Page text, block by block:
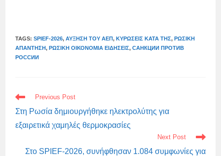
TAGS:SPIEF-2026, ΑΎΞΗΣΗ ΤΟΥ ΑΕΠ, ΚΥΡΏΣΕΙΣ ΚΑΤΆ ΤΗΣ, ΡΩΣΙΚΉ
ΑΠΆΝΤΗΣΗ, ΡΩΣΙΚΉ ΟΙΚΟΝΟΜΊΑ ΕΙΔΉΣΕΙΣ, САНКЦИИ ПРОТИВ
РОССИИ
READ
MORE
ARTICLES
Previous Post
Στη Ρωσία δημιουργήθηκε ηλεκτρολύτης για
εξαιρετικά χαμηλές θερμοκρασίες
Next Post
Στο SPIEF-2026, συνήφθησαν 1.084 συμφωνίες για